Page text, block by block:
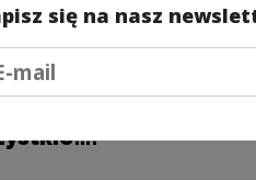
się na nasz